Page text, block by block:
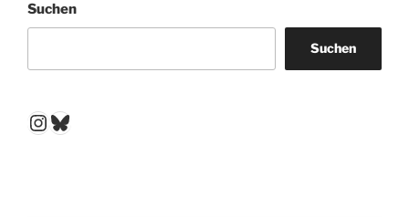
Suchen
Suchen
Instagram
Bluesky